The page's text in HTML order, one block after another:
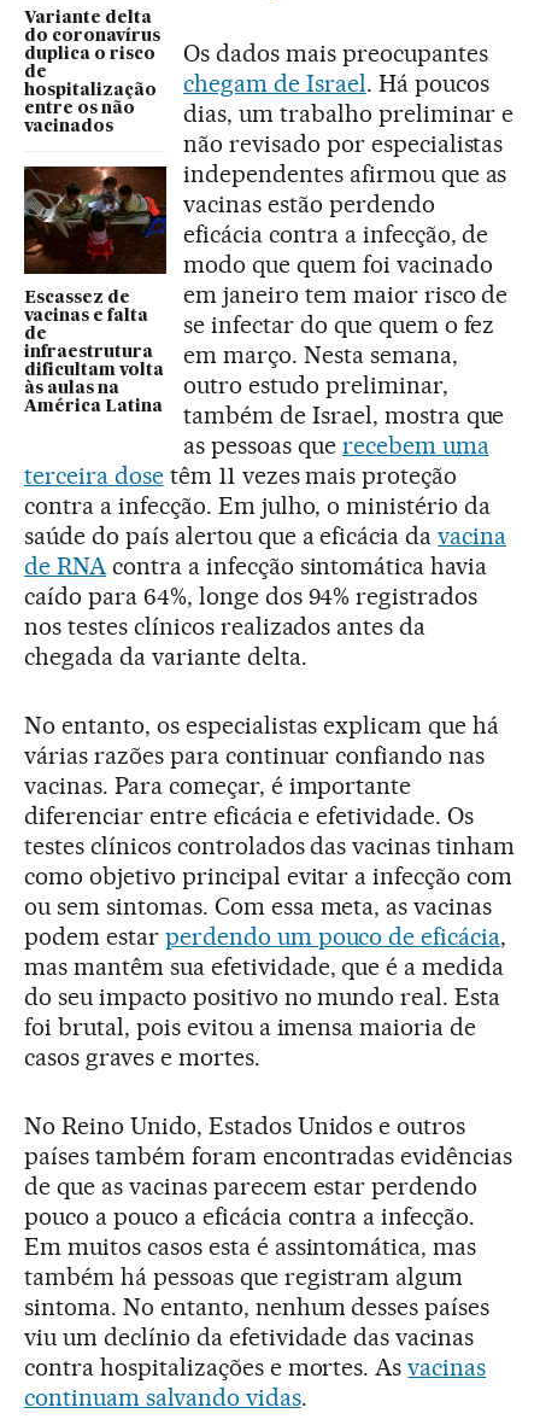
Variante delta
do coronavírus
duplica o risco
de
hospitalização
entre os não
vacinados
Escassez de
vacinas e falta
de
infraestrutura
dificultam volta
às aulas na
América Latina
Os dados mais preocupantes
chegam de Israel. Há poucos
dias, um trabalho preliminar e
não revisado por especialistas
independentes afirmou que as
vacinas estão perdendo
eficácia contra a infecção, de
modo que quem foi vacinado
em janeiro tem maior risco de
se infectar do que quem o fez
em março. Nesta semana,
outro estudo preliminar,
também de Israel, mostra que
as pessoas que recebem uma
terceira dosetêm 11 vezes mais proteção
contra a infecção. Em julho, o ministério da
saúde do país alertou que a eficácia davacina
de RNAcontra a infecção sintomática havia
caído para 64%, longe dos 94% registrados
nos testes clínicos realizados antes da
chegada da variante delta.
No entanto, os especialistas explicam que há
várias razões para continuar confiando nas
vacinas. Para começar, é importante
diferenciar entre eficácia e efetividade. Os
testes clínicos controlados das vacinas tinham
como objetivo principal evitar a infecção com
ou sem sintomas. Com essa meta, as vacinas
podem estar perdendo um pouco de eficácia,
mas mantêm sua efetividade, que é a medida
do seu impacto positivo no mundo real. Esta
foi brutal, pois evitou a imensa maioria de
casos graves e mortes.
No Reino Unido, Estados Unidos e outros
países também foram encontradas evidências
de que as vacinas parecem estar perdendo
pouco a pouco a eficácia contra a infecção.
Em muitos casos esta é assintomática, mas
também há pessoas que registram algum
sintoma. No entanto, nenhum desses países
viu um declínio da efetividade das vacinas
contra hospitalizações e mortes. Asvacinas
continuam salvando vidas.